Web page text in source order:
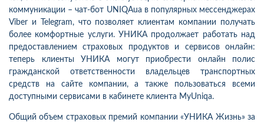
коммуникации – чат-бот UNIQAua в популярных мессенджерах
Viber и Telegram, что позволяет клиентам компании получать
более комфортные услуги. УНИКА продолжает работать над
предоставлением страховых продуктов и сервисов онлайн:
теперь клиенты УНИКА могут приобрести онлайн полис
гражданской ответственности владельцев транспортных
средств на сайте компании, а также пользоваться всеми
доступными сервисами в кабинете клиента MyUniqa.
Общий объем страховых премий компании «УНИКА Жизнь»за